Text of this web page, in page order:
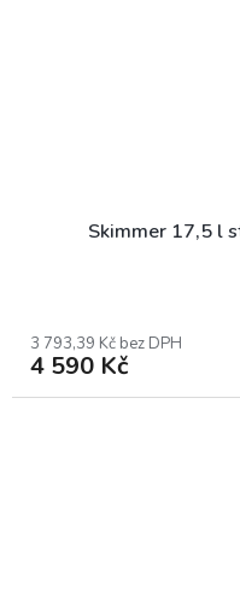
Skimmer 17,5 l
3 793,39 Kč bez DPH
4 590 Kč